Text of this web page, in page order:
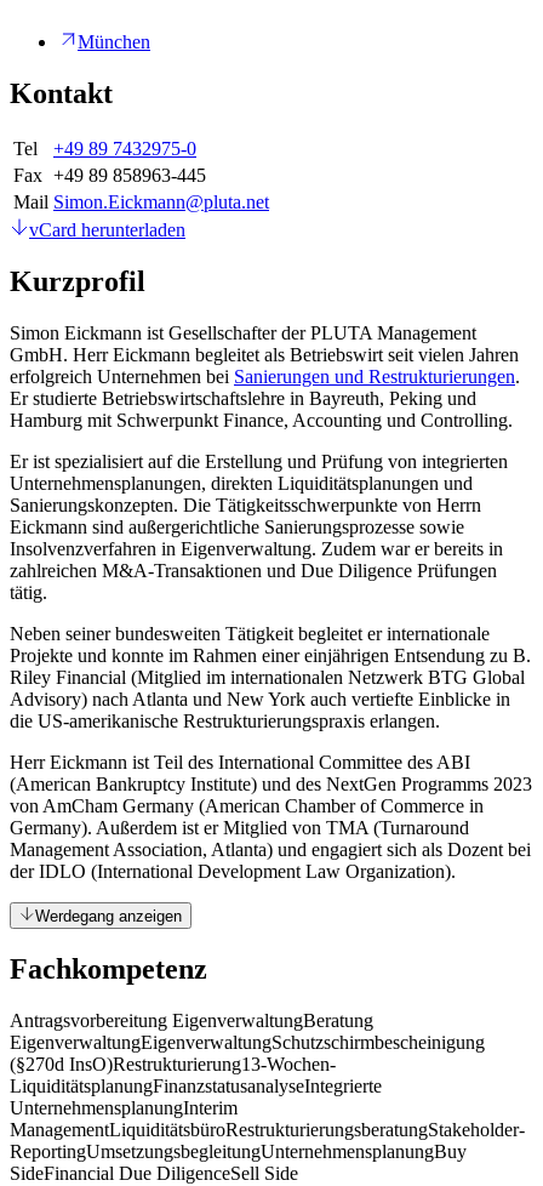
München
Kontakt
Tel
+49 89 7432975-0
Fax +49 89 858963-445
Mail Simon.Eickmann@pluta.net
vCard herunterladen
Kurzprofil
Simon Eickmann ist Gesellschafter der PLUTA Management
GmbH. Herr Eickmann begleitet als Betriebswirt seit vielen Jahren
erfolgreich Unternehmen bei Sanierungen und Restrukturierungen.
Er studierte Betriebswirtschaftslehre in Bayreuth, Peking und
Hamburg mit Schwerpunkt Finance, Accounting und Controlling.
Er ist spezialisiert auf die Erstellung und Prüfung von integrierten
Unternehmensplanungen, direkten Liquiditätsplanungen und
Sanierungskonzepten. Die Tätigkeitsschwerpunkte von Herrn
Eickmann sind außergerichtliche Sanierungsprozesse sowie
Insolvenzverfahren in Eigenverwaltung. Zudem war er bereits in
zahlreichen M&A-Transaktionen und Due Diligence Prüfungen
tätig.
Neben seiner bundesweiten Tätigkeit begleitet er internationale
Projekte und konnte im Rahmen einer einjährigen Entsendung zu B.
Riley Financial (Mitglied im internationalen Netzwerk BTG Global
Advisory) nach Atlanta und New York auch vertiefte Einblicke in
die US-amerikanische Restrukturierungspraxis erlangen.
Herr Eickmann ist Teil des International Committee des ABI
(American Bankruptcy Institute) und des NextGen Programms 2023
von AmCham Germany (American Chamber of Commerce in
Germany). Außerdem ist er Mitglied von TMA (Turnaround
Management Association, Atlanta) und engagiert sich als Dozent bei
der IDLO (International Development Law Organization).
Werdegang anzeigen
Fachkompetenz
Antragsvorbereitung EigenverwaltungBeratung
EigenverwaltungEigenverwaltungSchutzschirmbescheinigung
(§270d InsO)Restrukturierung13-Wochen-
LiquiditätsplanungFinanzstatusanalyseIntegrierte
UnternehmensplanungInterim
ManagementLiquiditätsbüroRestrukturierungsberatungStakeholder-
ReportingUmsetzungsbegleitungUnternehmensplanungBuy
SideFinancial Due DiligenceSell Side